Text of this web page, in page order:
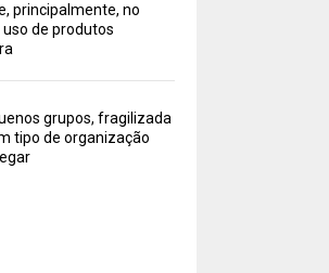
principalmente, no
uso de produtos
grupos, fragilizada
tipo de organização